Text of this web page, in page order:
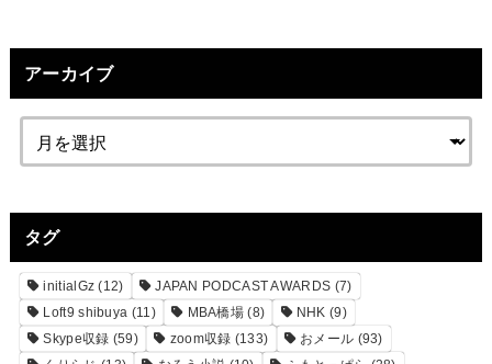
アーカイブ
タグ
initialGz (12) JAPAN PODCAST AWARDS (7)
Loft9 shibuya (11) MBA橋場 (8) NHK (9)
Skype収録 (59) zoom収録 (133) おメール (93)